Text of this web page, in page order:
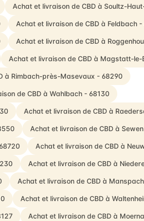
Achat et livraison de CBD à Soultz-
Achat et livraison de CBD à Feldbach
Achat et livraison de CBD à
Achat et livraison de CBD à Magstatt-le-
à Rimbach-près-Masevaux - 68290
de CBD à Wahlbach - 68130
Achat et livraison de CBD à
Achat et livraison de CBD à
Achat et livraison de CBD à
Achat et livraison de CBD à
Achat et livraison de CBD à
Achat et livraison de CBD à
Achat et livraison de CBD à